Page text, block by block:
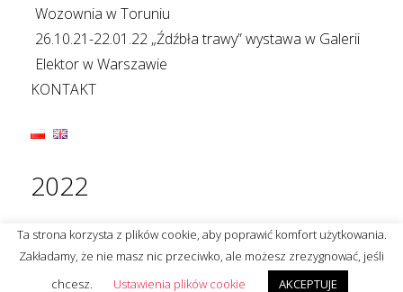
Wozownia w Toruniu
26.10.21-22.01.22 „Źdźbła trawy” wystawa w Galerii
Elektor w Warszawie
KONTAKT
2022
Ta strona korzysta z plików cookie, aby poprawić komfort użytkowania.
Zakładamy, że nie masz nic przeciwko, ale możesz zrezygnować, jeśli
chcesz.
Ustawienia plików cookie AKCEPTUJE